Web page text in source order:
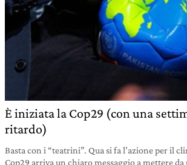
È iniziata la Cop29 (con una
ritardo)
Basta con i “teatrini”. Qua si fa l’azione per il
Cop29 arriva un chiaro messaggio a mettere da